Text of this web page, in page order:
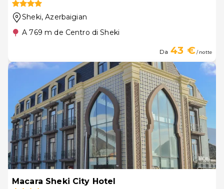
Sheki, Azerbaigian
A 769 m de Centro di Sheki
Da 43 €/ notte
Macara Sheki City Hotel